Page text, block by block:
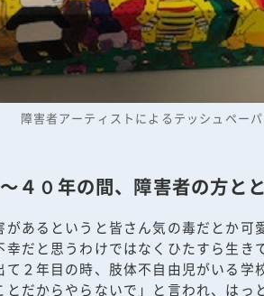
障害者アーティストによるテッシュペー
４０年の間、障害者の方と
あるというと皆さん気の毒だとか可
幸だと思うわけではなくひたすら生き
て２年目の時、肢体不自由児がいる
とだからやらないで」と言われ、は